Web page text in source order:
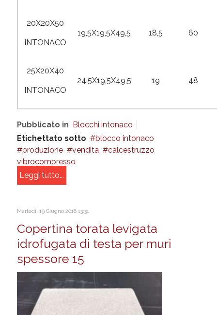
20X20X50
INTONACO
19,5X19,5X49,5 18,5 60
25X20X40
INTONACO
24,5X19,5X49,5 19 48
Pubblicato in Blocchi intonaco
Etichettato sotto
blocco intonaco
produzione
vendita
calcestruzzo
vibrocompresso
Leggi tutto...
Martedì, 19 Giugno 2018 13:31
Copertina torata levigata
idrofugata di testa per muri
spessore 15